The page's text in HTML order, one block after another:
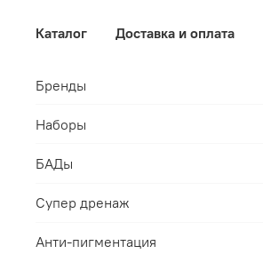
Каталог Доставка и оплата
Бренды
Наборы
БАДы
Супер дренаж
Анти-пигментация